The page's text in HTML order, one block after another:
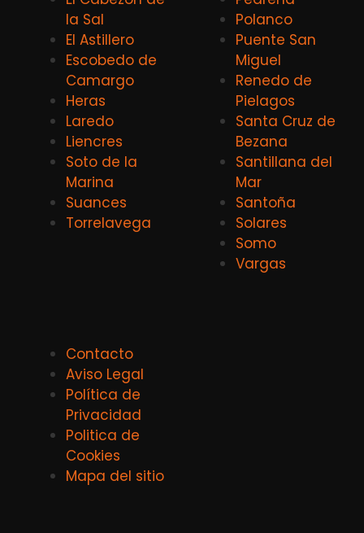
la Sal
El Astillero
Escobedo de
Camargo
Heras
Laredo
Liencres
Soto de la
Marina
Suances
Torrelavega
Polanco
Puente San
Miguel
Renedo de
Pielagos
Santa Cruz de
Bezana
Santillana del
Mar
Santoña
Solares
Somo
Vargas
Contacto
Aviso Legal
Política de
Privacidad
Politica de
Cookies
Mapa del sitio